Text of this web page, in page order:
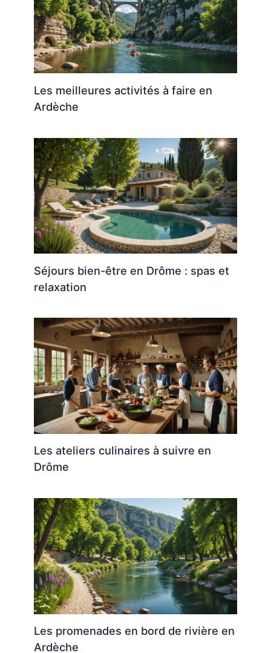
Les meilleures activités à faire en
Ardèche
Séjours bien-être en Drôme : spas et
relaxation
Les ateliers culinaires à suivre en
Drôme
Les promenades en bord de rivière en
Ardèche